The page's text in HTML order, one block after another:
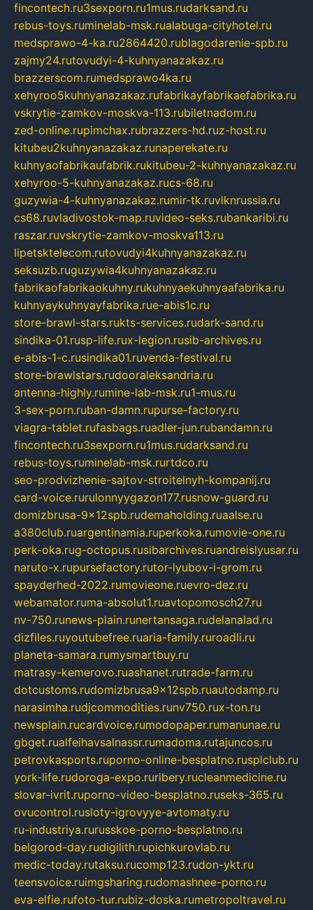
fincontech.ru3sexporn.ru1mus.rudarksand.ru
rebus-toys.ruminelab-msk.rualabuga-cityhotel.ru
medsprawo-4-ka.ru2864420.rublagodarenie-spb.ru
zajmy24.rutovudyi-4-kuhnyanazakaz.ru
brazzerscom.rumedsprawo4ka.ru
xehyroo5kuhnyanazakaz.rufabrikayfabrikaefabrika.ru
vskrytie-zamkov-moskva-113.rubiletnadom.ru
zed-online.rupimchax.rubrazzers-hd.ruz-host.ru
kitubeu2kuhnyanazakaz.runaperekate.ru
kuhnyaofabrikaufabrik.rukitubeu-2-kuhnyanazakaz.ru
xehyroo-5-kuhnyanazakaz.rucs-68.ru
guzywia-4-kuhnyanazakaz.rumir-tk.ruvlknrussia.ru
cs68.ruvladivostok-map.ruvideo-seks.rubankaribi.ru
raszar.ruvskrytie-zamkov-moskva113.ru
lipetsktelecom.rutovudyi4kuhnyanazakaz.ru
seksuzb.ruguzywia4kuhnyanazakaz.ru
fabrikaofabrikaokuhny.rukuhnyaekuhnyaafabrika.ru
kuhnyaykuhnyayfabrika.rue-abis1c.ru
store-brawl-stars.rukts-services.rudark-sand.ru
sindika-01.rusp-life.rux-legion.rusib-archives.ru
e-abis-1-c.rusindika01.ruvenda-festival.ru
store-brawlstars.rudooraleksandria.ru
antenna-highly.rumine-lab-msk.ru1-mus.ru
3-sex-porn.ruban-damn.rupurse-factory.ru
viagra-tablet.rufasbags.ruadler-jun.rubandamn.ru
fincontech.ru3sexporn.ru1mus.rudarksand.ru
rebus-toys.ruminelab-msk.rurtdco.ru
seo-prodvizhenie-sajtov-stroitelnyh-kompanij.ru
card-voice.rurulonnyygazon177.rusnow-guard.ru
domizbrusa-9x12spb.rudemaholding.ruaalse.ru
a380club.ruargentinamia.ruperkoka.rumovie-one.ru
perk-oka.rug-octopus.rusibarchives.ruandreislyusar.ru
naruto-x.rupursefactory.rutor-lyubov-i-grom.ru
spayderhed-2022.rumovieone.ruevro-dez.ru
webamator.ruma-absolut1.ruavtopomosch27.ru
nv-750.runews-plain.runertansaga.rudelanalad.ru
dizfiles.ruyoutubefree.ruaria-family.ruroadli.ru
planeta-samara.rumysmartbuy.ru
matrasy-kemerovo.ruashanet.rutrade-farm.ru
dotcustoms.rudomizbrusa9x12spb.ruautodamp.ru
narasimha.rudjcommodities.runv750.rux-ton.ru
newsplain.rucardvoice.rumodopaper.rumanunae.ru
gbget.rualfeihavsalnassr.rumadoma.rutajuncos.ru
petrovkasports.ruporno-online-besplatno.rusplclub.ru
york-life.rudoroga-expo.ruribery.rucleanmedicine.ru
slovar-ivrit.ruporno-video-besplatno.ruseks-365.ru
ovucontrol.rusloty-igrovyye-avtomaty.ru
ru-industriya.rurusskoe-porno-besplatno.ru
belgorod-day.rudigilith.rupichkurovlab.ru
medic-today.rutaksu.rucomp123.rudon-ykt.ru
teensvoice.ruimgsharing.rudomashnee-porno.ru
eva-elfie.rufoto-tur.rubiz-doska.rumetropoltravel.ru